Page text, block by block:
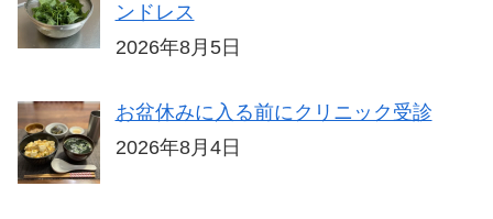
ンドレス
2026年8月5日
お盆休みに入る前にクリニック受診
2026年8月4日